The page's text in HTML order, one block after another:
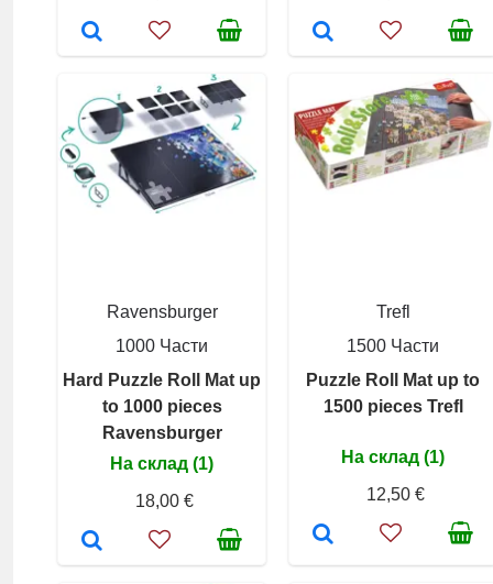
Ravensburger
1000 Части
Hard Puzzle Roll Mat up
to 1000 pieces
Ravensburger
На склад (1)
18,00 €
Trefl
1500 Части
Puzzle Roll Mat up to
1500 pieces Trefl
На склад (1)
12,50 €